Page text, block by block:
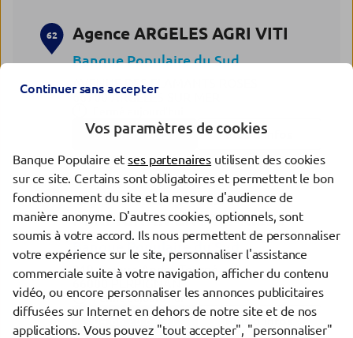
62 Agence ARGELES AGRI VITI
Banque Populaire du Sud
AVENUE DES FLAMANTS ROSES
66700 ARGELES SUR MER
04.11.97.06.20 Plus d’infos
63
Espace entreprises
PERPIGNAN ENTREPRISES
Banque Populaire du Sud
219 avenue André Tourné
Fermé aujourd'hui
04.66.28.62.41 Plus d’infos
Continuer sans accepter
Vos paramètres de cookies
Banque Populaire etses partenaires utilisent des cookies
sur ce site. Certains sont obligatoires et permettent le bon
fonctionnement du site et la mesure d'audience de
manière anonyme. D'autres cookies, optionnels, sont
soumis à votre accord. Ils nous permettent de personnaliser
votre expérience sur le site, personnaliser l'assistance
commerciale suite à votre navigation, afficher du contenu
vidéo, ou encore personnaliser les annonces publicitaires
diffusées sur Internet en dehors de notre site et de nos
applications. Vous pouvez "tout accepter", "personnaliser"